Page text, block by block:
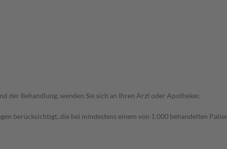
der Behandlung, wenden Sie sich an Ihren Arzt oder Apotheker.
berücksichtigt, die bei mindestens einem von 1.000 behandelten